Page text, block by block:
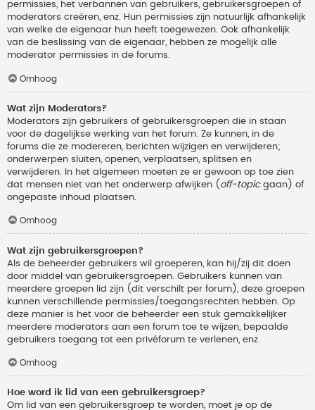
permissies, het verbannen van gebruikers, gebruikersgroepen of
moderators creëren, enz. Hun permissies zijn natuurlijk afhankelijk
van welke de eigenaar hun heeft toegewezen. Ook afhankelijk
van de beslissing van de eigenaar, hebben ze mogelijk alle
moderator permissies in de forums.
Omhoog
Wat zijn Moderators?
Moderators zijn gebruikers of gebruikersgroepen die in staan
voor de dagelijkse werking van het forum. Ze kunnen, in de
forums die ze modereren, berichten wijzigen en verwijderen;
onderwerpen sluiten, openen, verplaatsen, splitsen en
verwijderen. In het algemeen moeten ze er gewoon op toe zien
dat mensen niet van het onderwerp afwijken ( off-topicgaan) of
ongepaste inhoud plaatsen.
Omhoog
Wat zijn gebruikersgroepen?
Als de beheerder gebruikers wil groeperen, kan hij/zij dit doen
door middel van gebruikersgroepen. Gebruikers kunnen van
meerdere groepen lid zijn (dit verschilt per forum), deze groepen
kunnen verschillende permissies/toegangsrechten hebben. Op
deze manier is het voor de beheerder een stuk gemakkelijker
meerdere moderators aan een forum toe te wijzen, bepaalde
gebruikers toegang tot een privéforum te verlenen, enz.
Omhoog
Hoe word ik lid van een gebruikersgroep?
Om lid van een gebruikersgroep te worden, moet je op de